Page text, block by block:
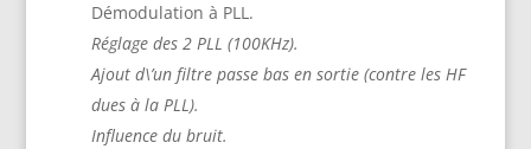
Démodulation à PLL.
Réglage des 2 PLL (100KHz).
Ajout d\’un filtre passe bas en sortie (contre les HF
dues à la PLL).
Influence du bruit.